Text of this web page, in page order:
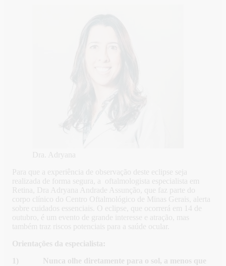
Dra. Adryana
Para que a experiência de observação deste eclipse seja
realizada de forma segura, a oftalmologista especialista em
Retina, Dra Adryana Andrade Assunção, que faz parte do
corpo clínico do Centro Oftalmológico de Minas Gerais, alerta
sobre cuidados essenciais. O eclipse, que ocorrerá em 14 de
outubro, é um evento de grande interesse e atração, mas
também traz riscos potenciais para a saúde ocular.
Orientações da especialista:
1) Nunca olhe diretamente para o sol, a menos que